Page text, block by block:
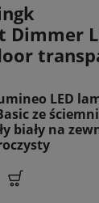
LED
ze
biały na